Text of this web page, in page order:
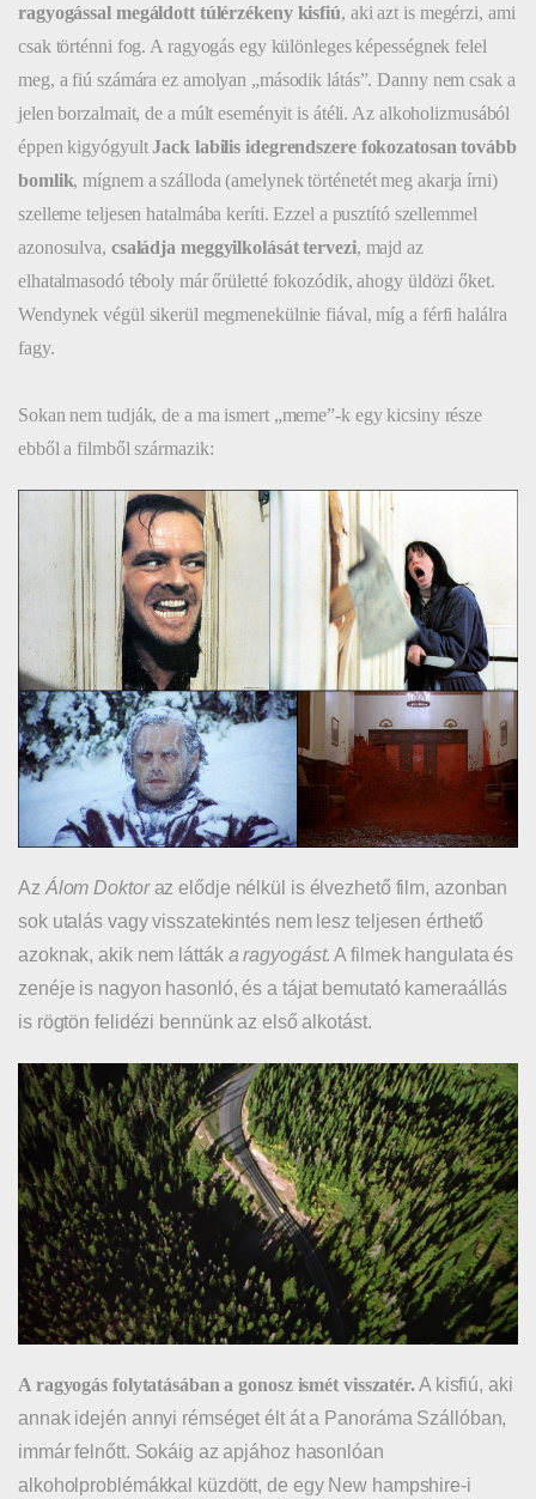
ragyogással megáldott túlérzékeny kisfiú, aki azt is megérzi, ami
csak történni fog. A ragyogás egy különleges képességnek felel
meg, a fiú számára ez amolyan „második látás”. Danny nem csak a
jelen borzalmait, de a múlt eseményit is átéli. Az alkoholizmusából
éppen kigyógyultJack labilis idegrendszere fokozatosan tovább
bomlik, mígnem a szálloda (amelynek történetét meg akarja írni)
szelleme teljesen hatalmába keríti. Ezzel a pusztító szellemmel
azonosulva, családja meggyilkolását tervezi, majd az
elhatalmasodó téboly már őrületté fokozódik, ahogy üldözi őket.
Wendynek végül sikerül megmenekülnie fiával, míg a férfi halálra
fagy.
Sokan nem tudják, de a ma ismert „meme”-k egy kicsiny része
ebből a filmből származik:
Az Álom Doktoraz elődje nélkül is élvezhető film, azonban
sok utalás vagy visszatekintés nem lesz teljesen érthető
azoknak, akik nem látták a ragyogást. A filmek hangulata és
zenéje is nagyon hasonló, és a tájat bemutató kameraállás
is rögtön felidézi bennünk az első alkotást.
A ragyogás folytatásában a gonosz ismét visszatér.A kisfiú, aki
annak idején annyi rémséget élt át a Panoráma Szállóban,
immár felnőtt. Sokáig az apjához hasonlóan
alkoholproblémákkal küzdött, de egy New hampshire-i